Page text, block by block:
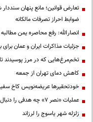
تعارض قوانین؛ مانع پنهان
ضوابط احراز تصرفات مالکانه
انصارالله: رفع محاصره یمن
جزئیات مذاکرات ایران و عمان برای
تخم‌مرغ‌هایی که در مرز پوسیدند
کاهش دمای تهران از جمعه
خودتحقیرها عریضه‌نویس کاخ
عملیات «نصر ۷» چه هدفی را دنبال می‌کرد؟
زلزله شهر یاسوج را لرزاند